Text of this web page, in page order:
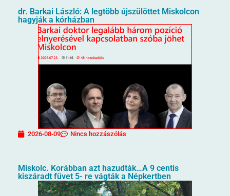
dr. Barkai László: A legtöbb újszülöttet Miskolcon
hagyják a kórházban
2026-08-09 Nincs hozzászólás
Miskolc. Korábban azt hazudták…A 9 centis
kiszáradt füvet 5- re vágták a Népkertben